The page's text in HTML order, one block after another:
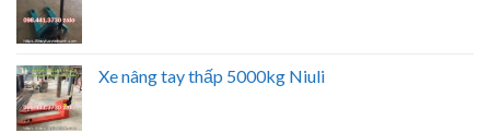
Xe nâng tay thấp 5000kg Niuli